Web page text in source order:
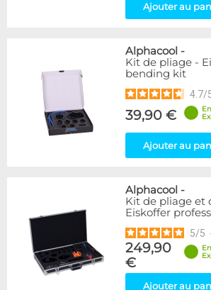
Ajouter au
Alphacool -
Kit de pliage -
bending kit
4.7/
39,90 €
Ajouter au
Alphacool -
Kit de pliage et
Eiskoffer
5/5
249,90
€
Ajouter au